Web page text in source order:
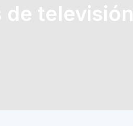
de televisión